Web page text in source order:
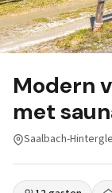
Modern
met
Saalbach-